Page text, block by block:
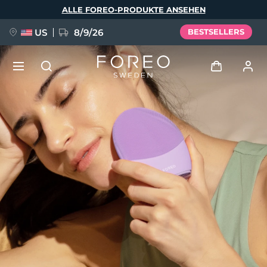
ALLE FOREO-PRODUKTE ANSEHEN
US 8/9/26 BESTSELLERS
Benutzerkonto
Meine Geräte
Meine Bestellungen
Meine Adressen
Meine Abonnements
NEU
FAQ™ Pure Beauty-Tech Elixir
BREAKING NEWS
issa™ Teeth Whitening Set
Sprache
English Deutsch
Español
Français
Italiano
Português
Svenska
Русский
Türkçe
简体中文 繁體中文